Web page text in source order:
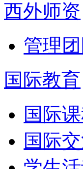
西外师资
管理
国际教育
国际
国际